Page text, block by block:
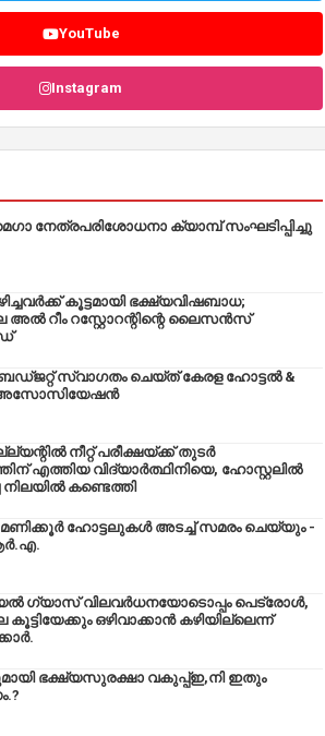
YouTube
Instagram
നേത്രപരിശോധനാ ക്യാമ്പ് സംഘടിപ്പിച്ചു
കൂട്ടമായി ഭക്ഷ്യവിഷബാധ;
അൽ റീം റസ്റ്റോറന്റിന്റെ ലൈസൻസ്
സ്വാഗതം ചെയ്ത് കേരള ഹോട്ടൽ &
അസോസിയേഷൻ
നീറ്റ് പരീക്ഷയ്ക്ക് തുടർ
എത്തിയ വിദ്യാർത്ഥിനിയെ, ഹോസ്റ്റലിൽ
നിലയിൽ കണ്ടെത്തി
മണിക്കൂർ ഹോട്ടലുകൾ അടച്ച് സമരം ചെയ്യും -
ഗ്യാസ് വിലവർധനയോടൊപ്പം പെട്രോൾ,
ഒഴിവാക്കാന്‍ കഴിയില്ലെന്ന്
ഭക്ഷ്യസുരക്ഷാ വകുപ്പ്ഇ,നി ഇതും